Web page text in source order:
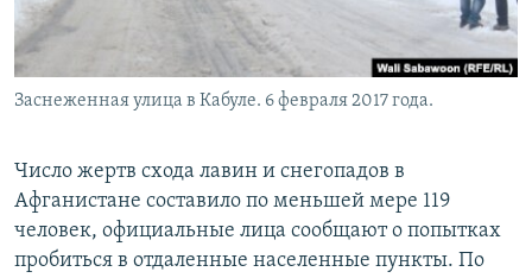
Заснеженная улица в Кабуле. 6 февраля 2017 года.
Число жертв схода лавин и снегопадов в
Афганистане составило по меньшей мере 119
человек, официальные лица сообщают о попытках
пробиться в отдаленные населенные пункты. По